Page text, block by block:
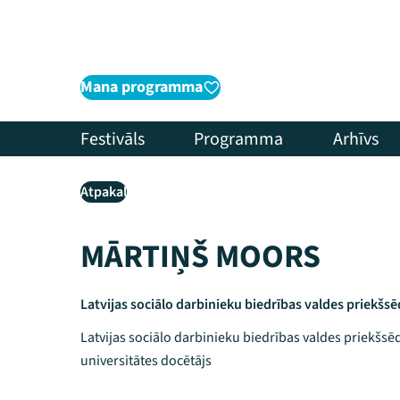
Mana programma
Festivāls Programma Arhīvs
Atpakaļ
MĀRTIŅŠ MOORS
Latvijas sociālo darbinieku biedrības valdes
Latvijas sociālo darbinieku biedrības valdes
universitātes docētājs